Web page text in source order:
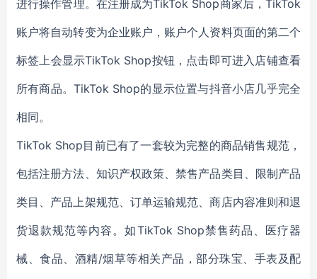
进行操作管理。在注册成为TikTok Shop商家后，TikTok
账户将自动转变为企业账户，账户个人资料页面的第二个
标签上会显示TikTok Shop按钮，点击即可进入店铺查看
所有商品。TikTok Shop的显示位置与抖音小店几乎完全
相同。
TikTok Shop目前已有了一套较为完整的商品销售规范，
包括注册方法、知识产权政策、禁售产品类目、限制产品
类目、产品上架规范、订单运输规范、商店内容准则和退
货退款规范等内容。如TikTok Shop禁售药品、医疗器
械、食品、酒精/烟草等相关产品，部分珠宝、手表及配